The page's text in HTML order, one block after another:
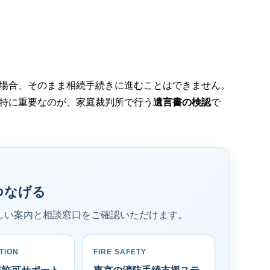
合、そのまま相続手続きに進むことはできません。
に重要なのが、家庭裁判所で行う 遺言書の検認で
なげる
案内と相談窓口をご確認いただけます。
FIRE SAFETY